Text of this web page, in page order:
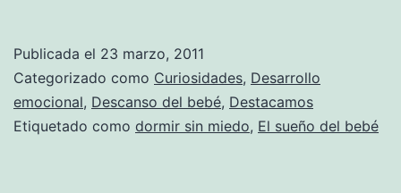
tu
hijo
se
Publicada el 23 marzo, 2011
Categorizado como Curiosidades, Desarrollo
emocional, Descanso del bebé, Destacamos
Etiquetado como dormir sin miedo, El sueño del bebé